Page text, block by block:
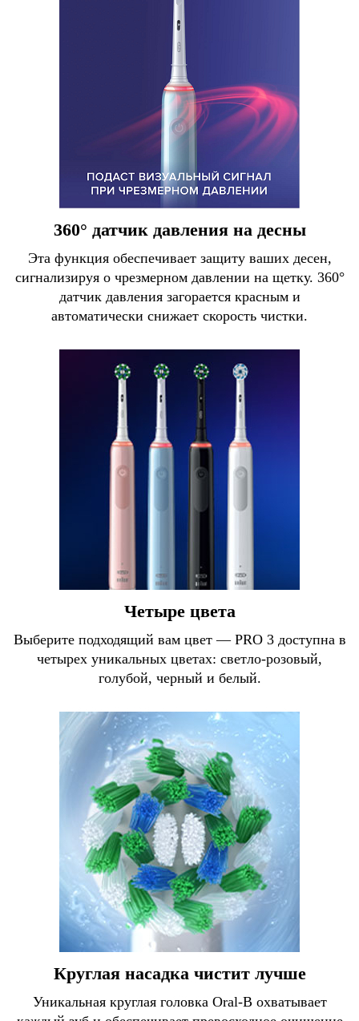
360° датчик давления на десны
Эта функция обеспечивает защиту ваших десен,
сигнализируя о чрезмерном давлении на щетку. 360°
датчик давления загорается красным и
автоматически снижает скорость чистки.
Четыре цвета
Выберите подходящий вам цвет — PRO 3 доступна в
четырех уникальных цветах: светло-розовый,
голубой, черный и белый.
Круглая насадка чистит лучше
Уникальная круглая головка Oral-B охватывает